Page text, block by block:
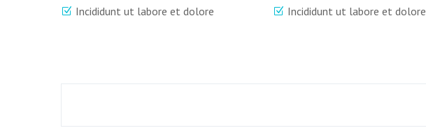
Incididunt ut labore et dolore
Incididunt ut labore et dolore